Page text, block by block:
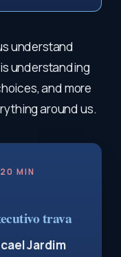
understand
understanding
and more
around us.
MIN
trava
Jardim